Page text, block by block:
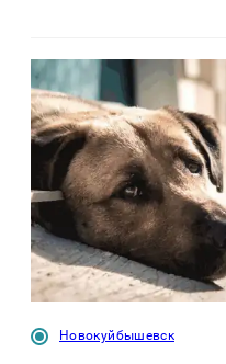
Новокуйбышевск